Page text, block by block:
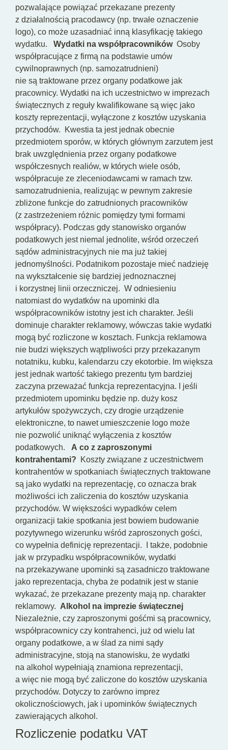
pozwalające powiązać przekazane prezenty
z działalnością pracodawcy (np. trwałe oznaczenie
logo), co może uzasadniać inną klasyfikację takiego
wydatku.
Wydatki na współpracowników Osoby
współpracujące z firmą na podstawie umów
cywilnoprawnych (np. samozatrudnieni)
nie są traktowane przez organy podatkowe jak
pracownicy. Wydatki na ich uczestnictwo w imprezach
świątecznych z reguły kwalifikowane są więc jako
koszty reprezentacji, wyłączone z kosztów uzyskania
przychodów.
Kwestia ta jest jednak obecnie
przedmiotem sporów, w których głównym zarzutem jest
brak uwzględnienia przez organy podatkowe
współczesnych realiów, w których wiele osób,
współpracuje ze zleceniodawcami w ramach tzw.
samozatrudnienia, realizując w pewnym zakresie
zbliżone funkcje do zatrudnionych pracowników
(z zastrzeżeniem różnic pomiędzy tymi formami
współpracy). Podczas gdy stanowisko organów
podatkowych jest niemal jednolite, wśród orzeczeń
sądów administracyjnych nie ma już takiej
jednomyślności. Podatnikom pozostaje mieć nadzieję
na wykształcenie się bardziej jednoznacznej
i korzystnej linii orzeczniczej. W odniesieniu
natomiast do wydatków na upominki dla
współpracowników istotny jest ich charakter. Jeśli
dominuje charakter reklamowy, wówczas takie wydatki
mogą być rozliczone w kosztach. Funkcja reklamowa
nie budzi większych wątpliwości przy przekazanym
notatniku, kubku, kalendarzu czy ekotorbie. Im większa
jest jednak wartość takiego prezentu tym bardziej
zaczyna przeważać funkcja reprezentacyjna. I jeśli
przedmiotem upominku będzie np. duży kosz
artykułów spożywczych, czy drogie urządzenie
elektroniczne, to nawet umieszczenie logo może
nie pozwolić uniknąć wyłączenia z kosztów
podatkowych.
A co z zaproszonymi
kontrahentami?
Koszty związane z uczestnictwem
kontrahentów w spotkaniach świątecznych traktowane
są jako wydatki na reprezentację, co oznacza brak
możliwości ich zaliczenia do kosztów uzyskania
przychodów. W większości wypadków celem
organizacji takie spotkania jest bowiem budowanie
pozytywnego wizerunku wśród zaproszonych gości,
co wypełnia definicję reprezentacji.
I także, podobnie
jak w przypadku współpracowników, wydatki
na przekazywane upominki są zasadniczo traktowane
jako reprezentacja, chyba że podatnik jest w stanie
wykazać, że przekazane prezenty mają np. charakter
reklamowy. Alkohol na imprezie świątecznej
Niezależnie, czy zaproszonymi gośćmi są pracownicy,
współpracownicy czy kontrahenci, już od wielu lat
organy podatkowe, a w ślad za nimi sądy
administracyjne, stoją na stanowisku, że wydatki
na alkohol wypełniają znamiona reprezentacji,
a więc nie mogą być zaliczone do kosztów uzyskania
przychodów. Dotyczy to zarówno imprez
okolicznościowych, jak i upominków świątecznych
zawierających alkohol.
Rozliczenie podatku VAT